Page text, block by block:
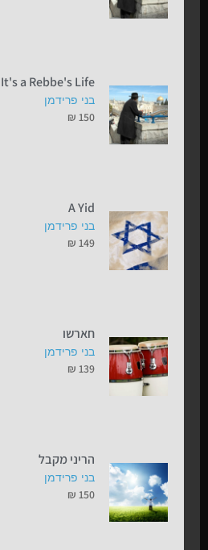
It's a Rebbe's Life
בני פרידמן
₪ 150
A Yid
בני פרידמן
₪ 149
חארשו
בני פרידמן
₪ 139
הריני מקבל
בני פרידמן
₪ 150